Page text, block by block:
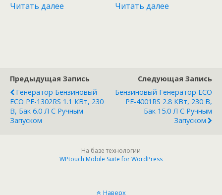
Читать далее Читать далее
Предыдущая Запись
Генератор Бензиновый
ECO PE-1302RS 1.1 КВт, 230
В, Бак 6.0 Л С Ручным
Запуском
Следующая Запись
Бензиновый Генератор ECO
PE-4001RS 2.8 КВт, 230 В,
Бак 15.0 Л С Ручным
Запуском
На базе технологии
WPtouch Mobile Suite for WordPress
Наверх